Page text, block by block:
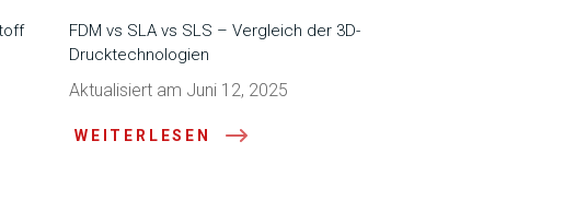
FDM vs SLA vs SLS – Vergleich der 3D-
Drucktechnologien
Aktualisiert am Juni 12, 2025
WEITERLESEN